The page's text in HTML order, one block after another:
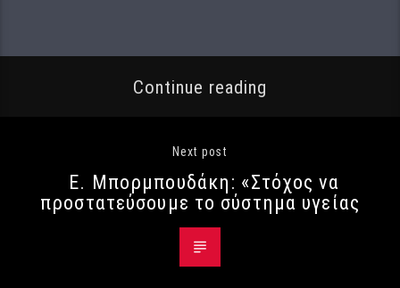
Continue reading
Next post
Ε. Μπορμπουδάκη: «Στόχος να
προστατεύσουμε το σύστημα υγείας